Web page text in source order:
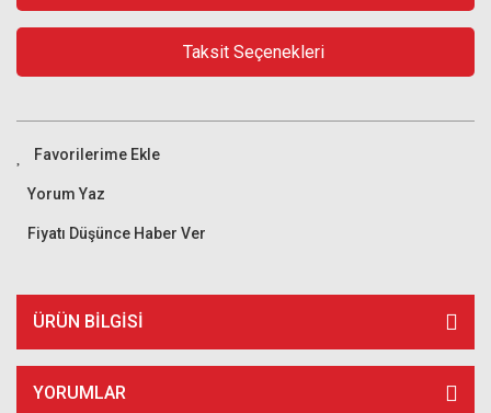
Taksit Seçenekleri
Yorum Yaz
Fiyatı Düşünce Haber Ver
ÜRÜN BILGISI
YORUMLAR